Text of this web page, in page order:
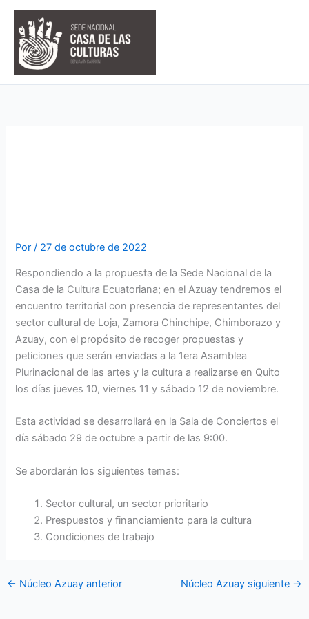
contenido
Por / 27 de octubre de 2022
Respondiendo a la propuesta de la Sede Nacional de la
Casa de la Cultura Ecuatoriana; en el Azuay tendremos el
encuentro territorial con presencia de representantes del
sector cultural de Loja, Zamora Chinchipe, Chimborazo y
Azuay, con el propósito de recoger propuestas y
peticiones que serán enviadas a la 1era Asamblea
Plurinacional de las artes y la cultura a realizarse en Quito
los días jueves 10, viernes 11 y sábado 12 de noviembre.
Esta actividad se desarrollará en la Sala de Conciertos el
día sábado 29 de octubre a partir de las 9:00.
Se abordarán los siguientes temas:
Sector cultural, un sector prioritario
Prespuestos y financiamiento para la cultura
Condiciones de trabajo
← Núcleo Azuay anterior Núcleo Azuay siguiente →